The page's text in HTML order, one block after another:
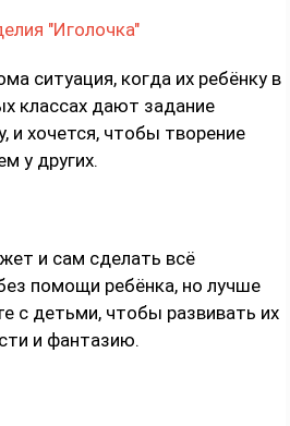
"Иголочка"
ситуация, когда их ребёнку в
классах дают задание
и хочется, чтобы творение
у других.
и сам сделать всё
помощи ребёнка, но лучше
с детьми, чтобы развивать их
и фантазию.